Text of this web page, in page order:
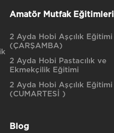
Amatör Mutfak Eğitimleri
2 Ayda Hobi Aşçılık Eğitimi
(ÇARŞAMBA)
2 Ayda Hobi Pastacılık ve
Ekmekçilik Eğitimi
2 Ayda Hobi Aşçılık Eğitimi
(CUMARTESİ )
Blog